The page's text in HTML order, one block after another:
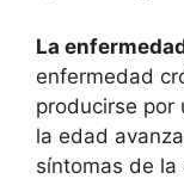
La
enfermedad
producirse por
la edad
síntomas de la